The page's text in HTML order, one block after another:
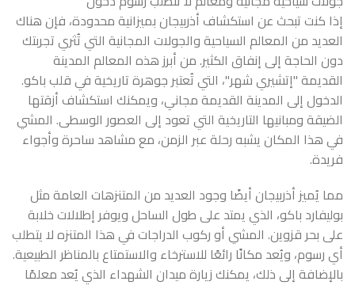
إذا كنت تبحث عن استكشاف أذربيجان بميزانية محدودة، فإن هناك
العديد من المعالم السياحية والجولات المجانية التي تُثري تجربتك
دون الحاجة إلى إنفاق الكثير. من أبرز هذه المعالم المدينة
القديمة "إتشيري شهر"، التي تُعتبر جوهرة تاريخية في قلب باكو.
الدخول إلى المدينة القديمة مجاني، ويمكنك استكشاف أزقتها
الضيقة ومبانيها التاريخية التي تعود إلى العصور الوسطى. المشي
في هذا المكان يشبه رحلة عبر الزمن، مع مشاهد ساحرة وأجواء
فريدة.
مما يُميز أذربيجان أيضًا وجود العديد من المتنزهات العامة مثل
بوليفارد باكو، الذي يمتد على طول الساحل ويوفر إطلالات خلابة
على بحر قزوين. المشي أو ركوب الدراجات في هذا المتنزه لا يتطلب
أي رسوم، ويُعد مكانًا رائعًا للاسترخاء والاستمتاع بالمناظر الطبيعية.
بالإضافة إلى ذلك، يمكنك زيارة ميدان الشهداء الذي يُعد معلمًا